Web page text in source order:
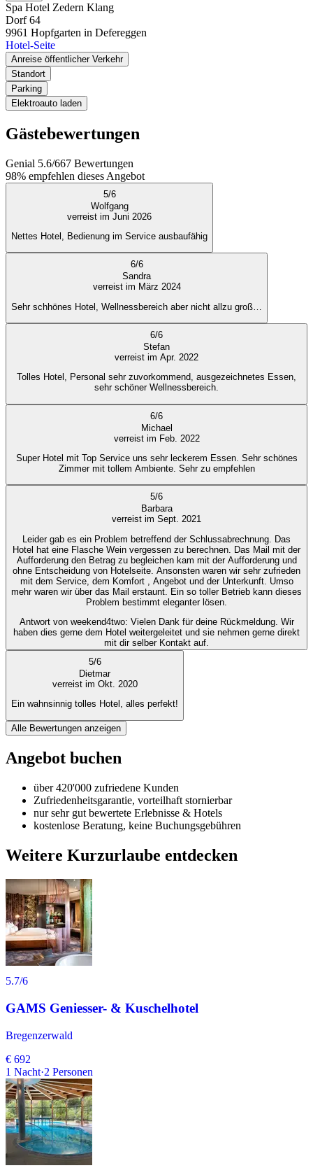
Spa Hotel Zedern Klang
Dorf 64
9961 Hopfgarten in Defereggen
Hotel-Seite
Anreise öffentlicher Verkehr
Standort
Parking
Elektroauto laden
Gästebewertungen
Genial 5.6/667 Bewertungen
98% empfehlen dieses Angebot
5/6
Wolfgang
verreist im Juni 2026
Nettes Hotel, Bedienung im Service ausbaufähig
6/6
Sandra
verreist im März 2024
Sehr schhönes Hotel, Wellnessbereich aber nicht allzu groß…
6/6
Stefan
verreist im Apr. 2022
Tolles Hotel, Personal sehr zuvorkommend, ausgezeichnetes Essen,
sehr schöner Wellnessbereich.
6/6
Michael
verreist im Feb. 2022
Super Hotel mit Top Service uns sehr leckerem Essen. Sehr schönes
Zimmer mit tollem Ambiente. Sehr zu empfehlen
5/6
Barbara
verreist im Sept. 2021
Leider gab es ein Problem betreffend der Schlussabrechnung. Das
Hotel hat eine Flasche Wein vergessen zu berechnen. Das Mail mit der
Aufforderung den Betrag zu begleichen kam mit der Aufforderung und
ohne Entscheidung von Hotelseite. Ansonsten waren wir sehr zufrieden
mit dem Service, dem Komfort , Angebot und der Unterkunft. Umso
mehr waren wir über das Mail erstaunt. Ein so toller Betrieb kann dieses
Problem bestimmt eleganter lösen.
Antwort von weekend4two: Vielen Dank für deine Rückmeldung. Wir
haben dies gerne dem Hotel weitergeleitet und sie nehmen gerne direkt
mit dir selber Kontakt auf.
5/6
Dietmar
verreist im Okt. 2020
Ein wahnsinnig tolles Hotel, alles perfekt!
Alle Bewertungen anzeigen
Angebot buchen
über 420'000 zufriedene Kunden
Zufriedenheitsgarantie, vorteilhaft stornierbar
nur sehr gut bewertete Erlebnisse & Hotels
kostenlose Beratung, keine Buchungsgebühren
Weitere Kurzurlaube entdecken
5.7/6
GAMS Geniesser- & Kuschelhotel
Bregenzerwald
€ 692
1 Nacht·2 Personen